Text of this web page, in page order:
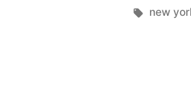
Mind“
von
new